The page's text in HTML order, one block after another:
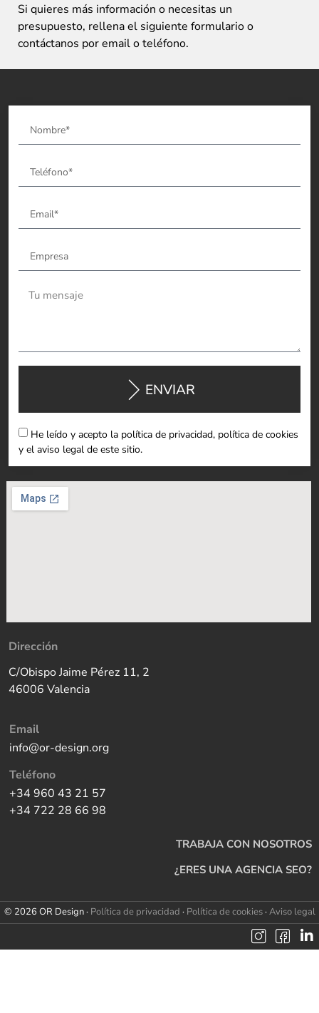
Si quieres más información o necesitas un
presupuesto, rellena el siguiente formulario o
contáctanos por email o teléfono.
He leído y acepto la política de privacidad, política de cookies
y el aviso legal de este sitio.
ENVIAR
Dirección
C/Obispo Jaime Pérez 11, 2
46006 Valencia
Email
info@or-design.org
Teléfono
+34 960 43 21 57
+34 722 28 66 98
TRABAJA CON NOSOTROS
¿ERES UNA AGENCIA SEO?
© 2026 OR Design · Política de privacidad · Política de cookies·Aviso legal